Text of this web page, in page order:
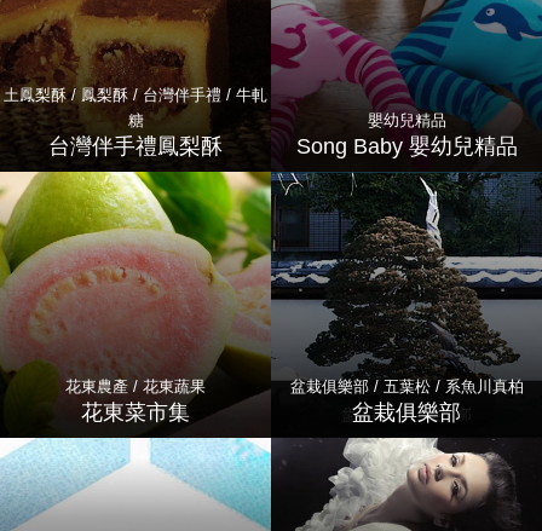
土鳳梨酥 / 鳳梨酥 / 台灣伴手禮 / 牛軋
糖
台灣伴手禮鳳梨酥
嬰幼兒精品
Song Baby 嬰幼兒精品
花東農產 / 花東蔬果
花東菜市集
盆栽俱樂部 / 五葉松 / 系魚川真柏
盆栽俱樂部